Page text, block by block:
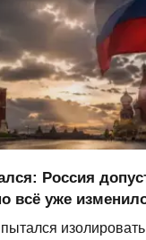
Россия
всё уже